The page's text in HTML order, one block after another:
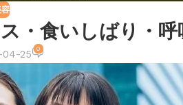
・食いしばり・呼
04-25 0